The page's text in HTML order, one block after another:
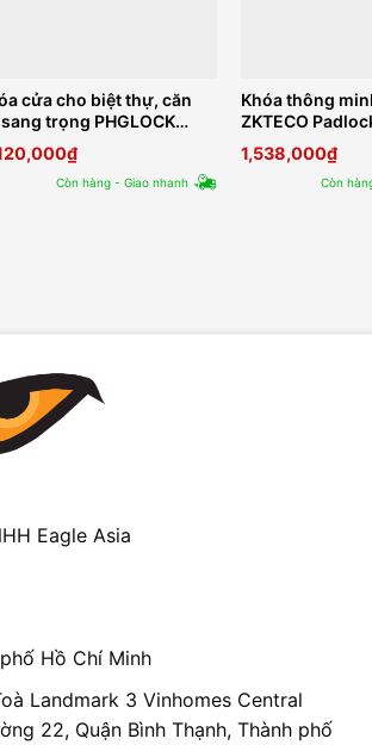
cửa cho biệt thự, căn
trọng PHGLOCK
(Green Bronze)
₫
Còn hàng - Giao nhanh
Khóa thông
ZKTECO
1,538,000₫
Còn
Eagle Asia
Hồ Chí Minh
Landmark 3 Vinhomes Central
22, Quận Bình Thạnh, Thành phố